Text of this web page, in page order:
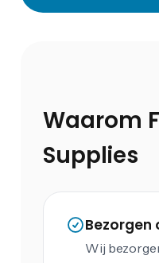
Waarom
Supplies
Bezorgen
Wij